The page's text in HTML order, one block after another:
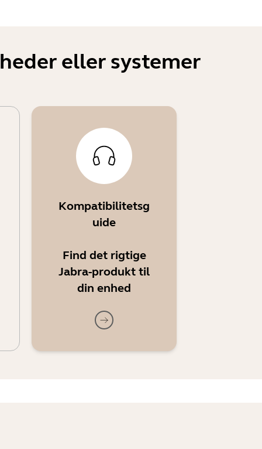
eller systemer
Kompatibilitetsg
uide
Find det rigtige
Jabra-produkt til
din enhed